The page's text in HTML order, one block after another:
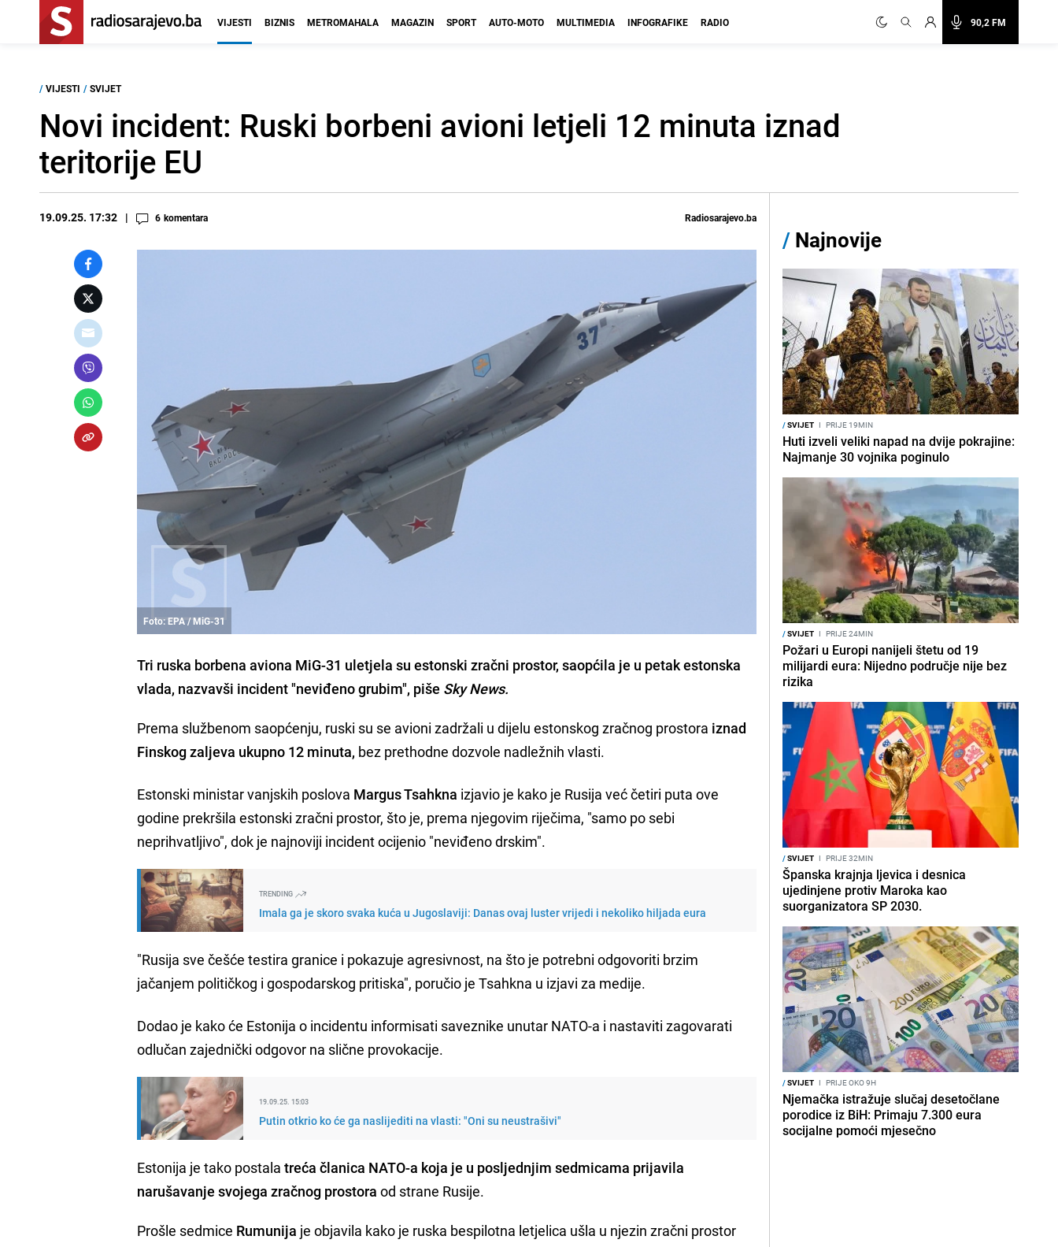
90,2 FM
VIJESTI BIZNIS METROMAHALA MAGAZIN SPORT AUTO-MOTO MULTIMEDIA INFOGRAFIKE RADIO
/ VIJESTI / SVIJET
Novi incident: Ruski borbeni avioni letjeli 12 minuta iznad
teritorije EU
19.09.25. 17:32 6 komentara Radiosarajevo.ba
Foto: EPA / MiG-31
Tri ruska borbena aviona MiG-31 uletjela su estonski zračni prostor, saopćila je u petak estonska
vlada, nazvavši incident "neviđeno grubim", piše Sky News.
Prema službenom saopćenju, ruski su se avioni zadržali u dijelu estonskog zračnog prostora iznad
Finskog zaljeva ukupno 12 minuta, bez prethodne dozvole nadležnih vlasti.
Estonski ministar vanjskih poslova Margus Tsahkna izjavio je kako je Rusija već četiri puta ove
godine prekršila estonski zračni prostor, što je, prema njegovim riječima, "samo po sebi
neprihvatljivo", dok je najnoviji incident ocijenio "neviđeno drskim".
TRENDING
Imala ga je skoro svaka kuća u Jugoslaviji: Danas ovaj luster vrijedi i nekoliko hiljada eura
"Rusija sve češće testira granice i pokazuje agresivnost, na što je potrebni odgovoriti brzim
jačanjem političkog i gospodarskog pritiska", poručio je Tsahkna u izjavi za medije.
Dodao je kako će Estonija o incidentu informisati saveznike unutar NATO-a i nastaviti zagovarati
odlučan zajednički odgovor na slične provokacije.
19.09.25. 15:03
Putin otkrio ko će ga naslijediti na vlasti: "Oni su neustrašivi"
Estonija je tako postalatreća članica NATO-a koja je u posljednjim sedmicama prijavila
narušavanje svojega zračnog prostora od strane Rusije.
Prošle sedmice Rumunija je objavila kako je ruska bespilotna letjelica ušla u njezin zračni prostor
/ Najnovije
/SVIJET I PRIJE 19MIN
Huti izveli veliki napad na dvije pokrajine:
Najmanje 30 vojnika poginulo
/SVIJET I PRIJE 24MIN
Požari u Europi nanijeli štetu od 19
milijardi eura: Nijedno područje nije bez
rizika
/SVIJET I PRIJE 32MIN
Španska krajnja ljevica i desnica
ujedinjene protiv Maroka kao
suorganizatora SP 2030.
/SVIJET I PRIJE OKO 9H
Njemačka istražuje slučaj desetočlane
porodice iz BiH: Primaju 7.300 eura
socijalne pomoći mjesečno